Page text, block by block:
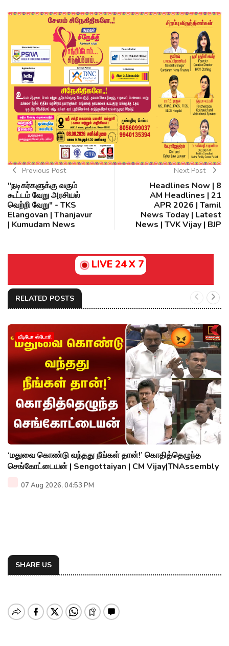
Previous Post
"நடிகர்களுக்கு வரும்
கூட்டம் வேறு அரசியல்
வெற்றி வேறு" - TKS
Elangovan | Thanjavur
| Kumudam News
Next Post
Headlines Now | 8
AM Headlines | 21
APR 2026 | Tamil
News Today | Latest
News | TVK Vijay | BJP
LIVE 24 X 7
RELATED POSTS
வீடியோ ஸ்டோரி
‘மதுவை கொண்டு வந்தது நீங்கள் தான்!’ கொதித்தெழுந்த
செங்கோட்டையன் | Sengottaiyan | CM Vijay|TNAssembly
07 Aug 2026, 04:53 PM
SHARE US